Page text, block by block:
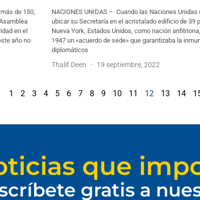
de 150,
en el
año no
NACIONES UNIDAS – Cuando las Naciones Unidas
ubicar su Secretaría en el acristalado edificio de 39
Nueva York, Estados Unidos, como nación
1947 un «acuerdo de sede» que garantizaba la
diplomáticos
Thalif Deen 19 septiembre, 2022
1 2 3 4 5 6 7 8 9 10 11 12 13 14
que
gratis a